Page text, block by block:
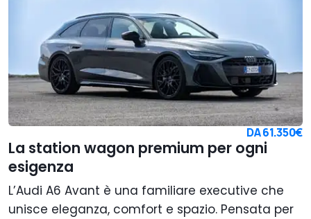
DA61.350€
La station wagon premium per ogni
esigenza
L’Audi A6 Avant è una familiare executive che
unisce eleganza, comfort e spazio. Pensata per